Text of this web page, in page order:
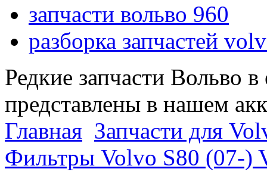
запчасти вольво 960
разборка запчастей
Редкие запчасти Вольво
представлены в нашем
Главная Запчасти для
Фильтры Volvo S80 (07-)